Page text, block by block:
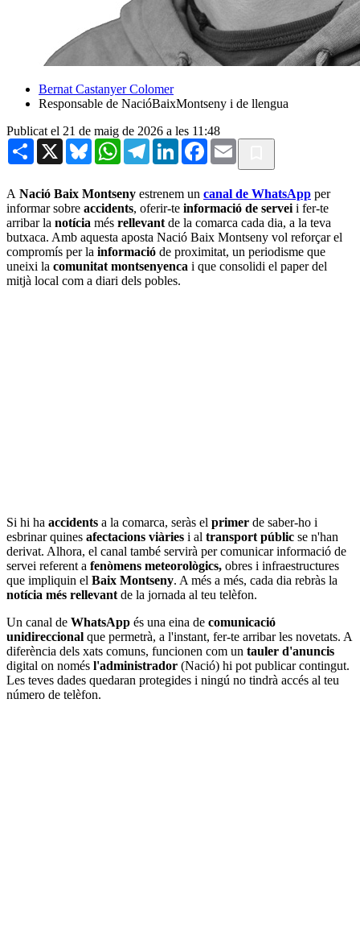
Bernat Castanyer Colomer
Responsable de NacióBaixMontseny i de llengua
Publicat el 21 de maig de 2026 a les 11:48
Share X BlueskyWhatsAppTelegramLinkedInFacebook
Email
A Nació Baix Montseny estrenem un canal de WhatsApp per
informar sobre accidents, oferir-te informació de servei i fer-te
arribar la notícia més rellevant de la comarca cada dia, a la teva
butxaca. Amb aquesta aposta Nació Baix Montseny vol reforçar el
compromís per la informació de proximitat, un periodisme que
uneixi la comunitat montsenyenca i que consolidi el paper del
mitjà local com a diari dels pobles.
Si hi ha accidents a la comarca, seràs el primer de saber-ho i
esbrinar quines afectacions viàries i al transport públic se n'han
derivat. Alhora, el canal també servirà per comunicar informació de
servei referent a fenòmens meteorològics, obres i infraestructures
que impliquin el Baix Montseny. A més a més, cada dia rebràs la
notícia més rellevant de la jornada al teu telèfon.
Un canal de WhatsApp és una eina de comunicació
unidireccional que permetrà, a l'instant, fer-te arribar les novetats. A
diferència dels xats comuns, funcionen com un tauler d'anuncis
digital on només l'administrador (Nació) hi pot publicar contingut.
Les teves dades quedaran protegides i ningú no tindrà accés al teu
número de telèfon.